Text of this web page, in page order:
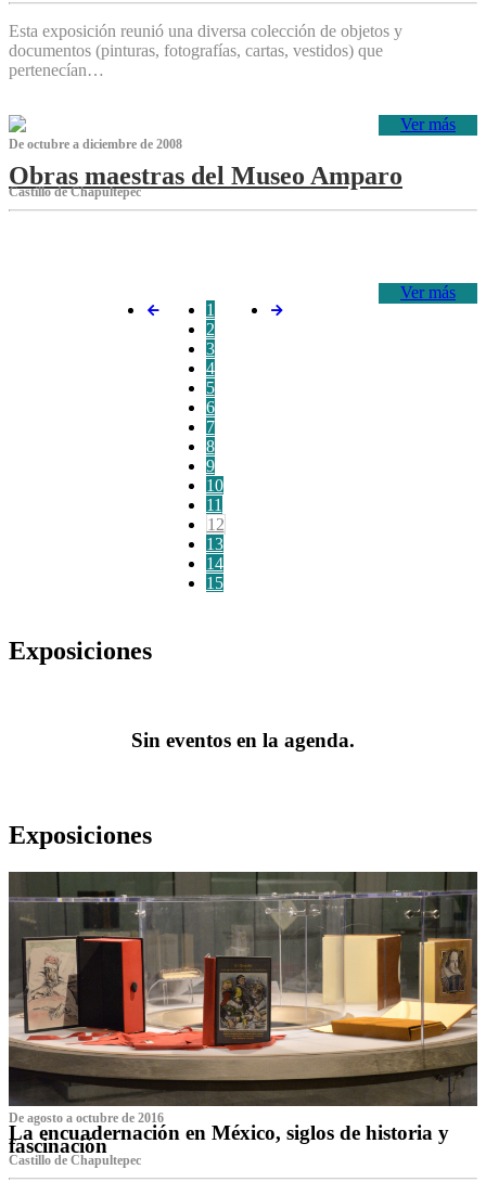
Esta exposición reunió una diversa colección de objetos y
documentos (pinturas, fotografías, cartas, vestidos) que
pertenecían…
Ver más
De octubre a diciembre de 2008
Obras maestras del Museo Amparo
Castillo de Chapultepec
Ver más
1
2
3
4
5
6
7
8
9
10
11
12
13
14
15
Exposiciones
Sin eventos en la agenda.
Exposiciones
De agosto a octubre de 2016
La encuadernación en México, siglos de historia y
fascinación
Castillo de Chapultepec